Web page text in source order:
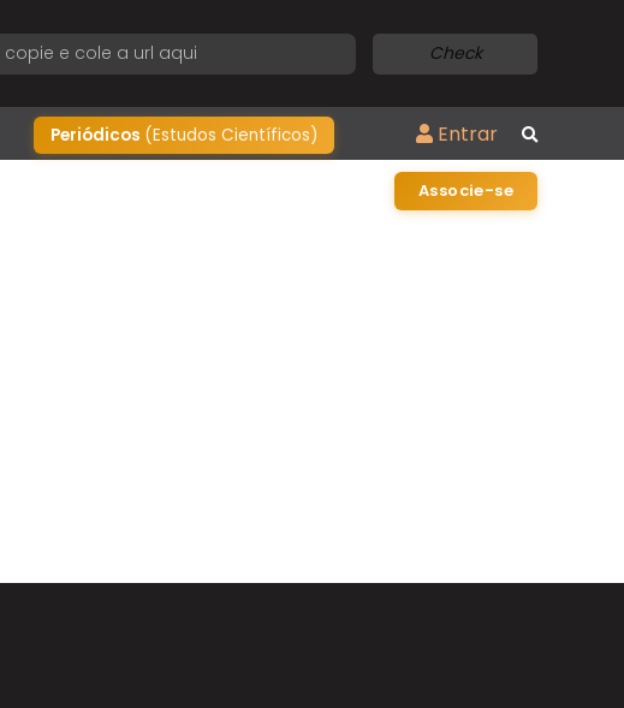
Check
Periódicos (Estudos Científicos) Entrar
Associe-se